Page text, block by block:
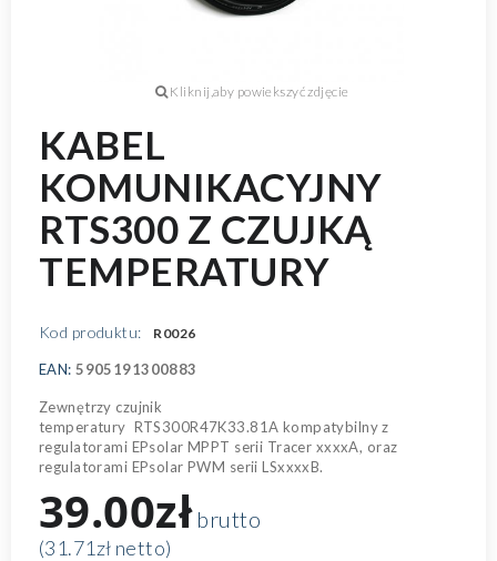
KABEL
KOMUNIKACYJNY
RTS300 Z CZUJKĄ
TEMPERATURY
Kod produktu: R0026
EAN: 5905191300883
Zewnętrzy czujnik
temperatury RTS300R47K33.81A kompatybilny z
regulatorami EPsolar MPPT serii Tracer xxxxA, oraz
regulatorami EPsolar PWM serii LSxxxxB.
39.00złbrutto
(31.71zł netto)